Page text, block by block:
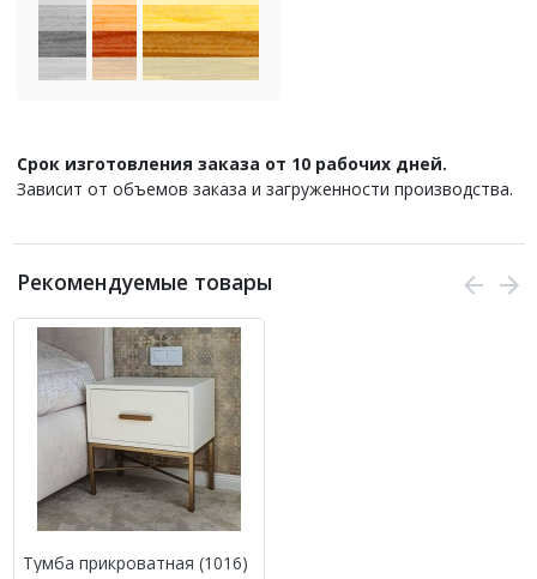
Срок изготовления заказа от 10 рабочих дней.
Зависит от объемов заказа и загруженности производства.
Рекомендуемые товары
Тумба прикроватная (1016)